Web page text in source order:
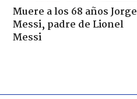
Muere a los 68 años Jorge
Messi, padre de Lionel
Messi